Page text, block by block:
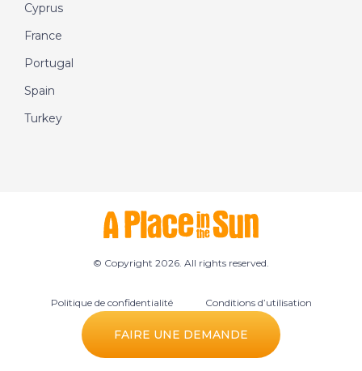
FAIRE UNE DEMANDE
Cyprus
France
Portugal
Spain
Turkey
© Copyright 2026. All rights reserved.
Politique de confidentialité Conditions d’utilisation
Préférences des cookies